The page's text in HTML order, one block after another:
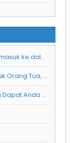
Tauhid adalah syarat mutlak untuk masuk ke dalam surga
Ingin Melaksanakan Badal Haji untuk Orang Tua, Ini Dia Syaratnya
Ini Dia Ibadah Ghairu Mahdah yang Dapat Anda Kerjakan Saat Haji dan Umrah